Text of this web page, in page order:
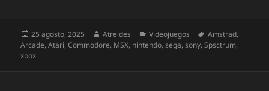
Publicado
el
25 agosto, 2025 Autor
Atreides Categorías
Videojuegos Etiquetas
Amstrad,
Arcade,Atari,Commodore, MSX, nintendo,sega,sony,Spsctrum,
xbox